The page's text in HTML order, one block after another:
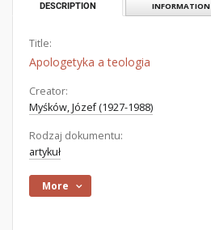
DESCRIPTION INFORMATION
Title:
Apologetyka a teologia
Creator:
Myśków, Józef (1927-1988)
Rodzaj dokumentu:
artykuł
More